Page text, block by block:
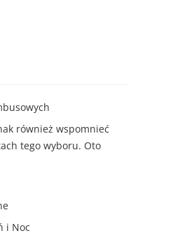
również wspomnieć
tego wyboru. Oto
i Noc